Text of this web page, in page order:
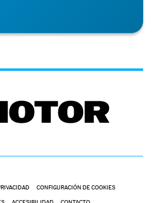
CONFIGURACIÓN DE COOKIES